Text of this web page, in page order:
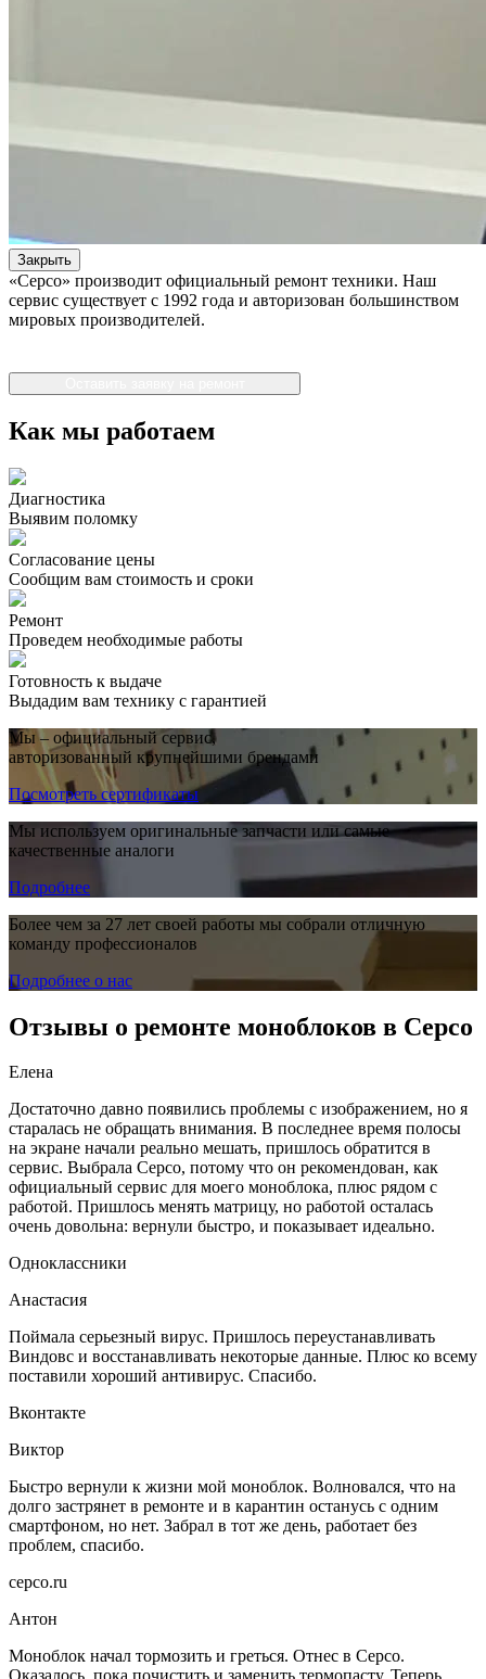
Закрыть
«Серсо» производит официальный ремонт техники. Наш
сервис существует с 1992 года и авторизован большинством
мировых производителей.
Как мы работаем
Диагностика
Выявим поломку
Согласование цены
Сообщим вам стоимость и сроки
Ремонт
Проведем необходимые работы
Готовность к выдаче
Выдадим вам технику с гарантией
Мы – официальный сервис,
авторизованный крупнейшими брендами
Посмотреть сертификаты
Мы используем оригинальные запчасти или самые
качественные аналоги
Подробнее
Более чем за 27 лет своей работы мы собрали отличную
команду профессионалов
Подробнее о нас
Отзывы о ремонте моноблоков в Серсо
Елена
Достаточно давно появились проблемы с изображением, но я
старалась не обращать внимания. В последнее время полосы
на экране начали реально мешать, пришлось обратится в
сервис. Выбрала Серсо, потому что он рекомендован, как
официальный сервис для моего моноблока, плюс рядом с
работой. Пришлось менять матрицу, но работой осталась
очень довольна: вернули быстро, и показывает идеально.
Одноклассники
Анастасия
Поймала серьезный вирус. Пришлось переустанавливать
Виндовс и восстанавливать некоторые данные. Плюс ко всему
поставили хороший антивирус. Спасибо.
Вконтакте
Виктор
Быстро вернули к жизни мой моноблок. Волновался, что на
долго застрянет в ремонте и в карантин останусь с одним
смартфоном, но нет. Забрал в тот же день, работает без
проблем, спасибо.
серсо.ru
Антон
Моноблок начал тормозить и греться. Отнес в Серсо.